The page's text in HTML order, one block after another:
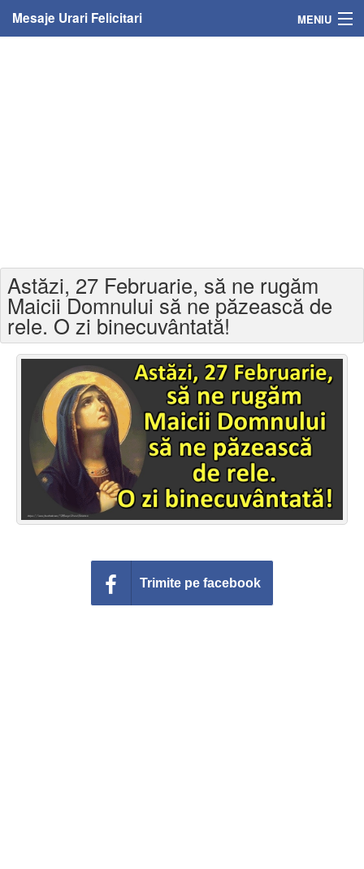
Mesaje Urari Felicitari MENIU
Felicitari varsta
Felicitari zilele anului
Felicitari zile saptamana
Felicitari muzicale
Felicitari muzicale personalizate
Felicitari animate
Invitatii personalizate
Astăzi, 27 Februarie, să ne rugăm
Maicii Domnului să ne păzească de
rele. O zi binecuvântată!
Trimite pe facebook